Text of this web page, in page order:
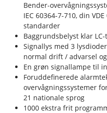
Bender-
IEC 60364-7-710, din
standarder
Baggrundsbelyst klar
Signallys med 3
normal drift / advarsel
En grøn signallampe til
Foruddefinerede
overvågningssystemer
21 nationale sprog
1000 ekstra frit